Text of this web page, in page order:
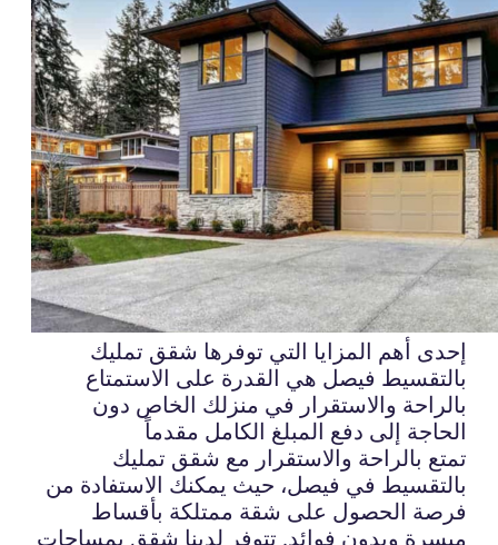
إحدى أهم المزايا التي توفرها شقق تمليك
بالتقسيط فيصل هي القدرة على الاستمتاع
بالراحة والاستقرار في منزلك الخاص دون
الحاجة إلى دفع المبلغ الكامل مقدماً
تمتع بالراحة والاستقرار مع شقق تمليك
بالتقسيط في فيصل، حيث يمكنك الاستفادة من
فرصة الحصول على شقة ممتلكة بأقساط
ميسرة وبدون فوائد. تتوفر لدينا شقق بمساحات